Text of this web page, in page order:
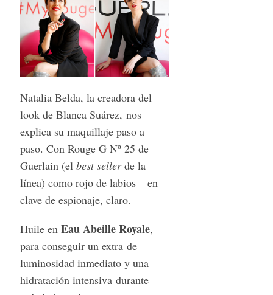
Natalia Belda, la creadora del
look de Blanca Suárez, nos
explica su maquillaje paso a
paso. Con Rouge G Nº 25 de
Guerlain (elbest sellerde la
línea) como rojo de labios – en
clave de espionaje, claro.
Huile en Eau Abeille Royale,
para conseguir un extra de
luminosidad inmediato y una
hidratación intensiva durante